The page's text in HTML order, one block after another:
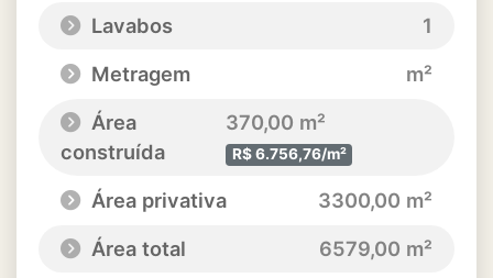
Lavabos
1
Metragem
m²
Área
construída
370,00 m²
R$ 6.756,76/m²
Área privativa
3300,00 m²
Área total
6579,00 m²